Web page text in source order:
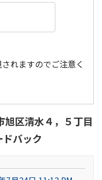
れますのでご注意く
バック